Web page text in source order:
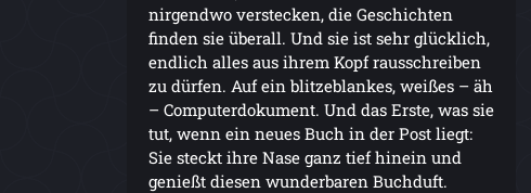
nirgendwo verstecken, die Geschichten
finden sie überall. Und sie ist sehr glücklich,
endlich alles aus ihrem Kopf rausschreiben
zu dürfen. Auf ein blitzeblankes, weißes – äh
– Computerdokument. Und das Erste, was sie
tut, wenn ein neues Buch in der Post liegt:
Sie steckt ihre Nase ganz tief hinein und
genießt diesen wunderbaren Buchduft.